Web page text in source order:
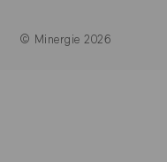
© Minergie 2026